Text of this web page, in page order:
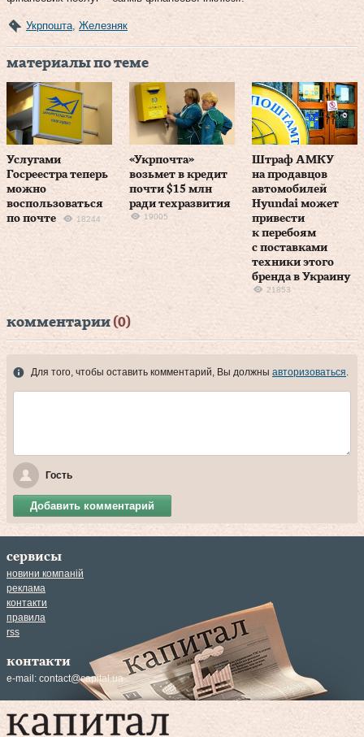
Укрпошта Железняк
материалы по теме
Услугами
Госреестра теперь
можно
воспользоваться
по почте
18244
«Укрпочта»
возьмет в кредит
почти $15 млн
ради техразвития
19005
Штраф АМКУ
на продавцов
автомобилей
Hyundai может
привести
к перебоям
с поставками
техники этого
бренда в Украину
21853
комментарии (0)
Для того, чтобы оставить комментарий, Вы должны авторизоваться.
Гость
Добавить комментарий
сервисы
новини компаній
реклама
контакти
правила
rss
контакти
e-mail: contact@capital.ua